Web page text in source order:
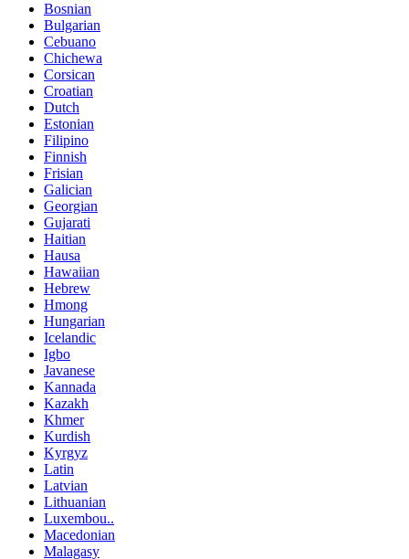
Bosnian
Bulgarian
Cebuano
Chichewa
Corsican
Croatian
Dutch
Estonian
Filipino
Finnish
Frisian
Galician
Georgian
Gujarati
Haitian
Hausa
Hawaiian
Hebrew
Hmong
Hungarian
Icelandic
Igbo
Javanese
Kannada
Kazakh
Khmer
Kurdish
Kyrgyz
Latin
Latvian
Lithuanian
Luxembou..
Macedonian
Malagasy